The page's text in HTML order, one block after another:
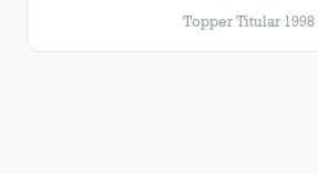
Topper Titular 1998